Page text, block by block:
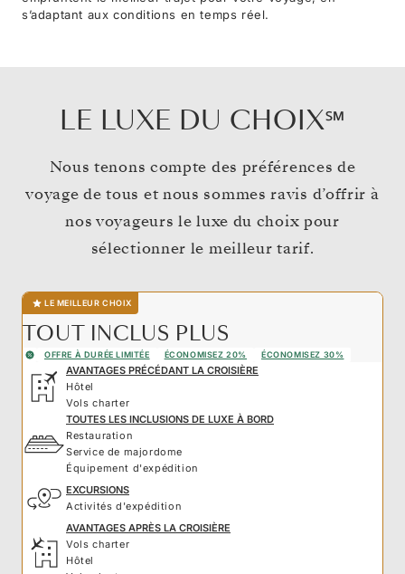
s’adaptant aux conditions en temps réel.
LE LUXE DU CHOIX℠
Nous tenons compte des préférences de
voyage de tous et nous sommes ravis d’offrir à
nos voyageurs le luxe du choix pour
sélectionner le meilleur tarif.
LE MEILLEUR CHOIX
TOUT INCLUS PLUS
OFFRE À DURÉE LIMITÉE ÉCONOMISEZ 20% ÉCONOMISEZ 30%
AVANTAGES PRÉCÉDANT LA CROISIÈRE
Hôtel
Vols charter
TOUTES LES INCLUSIONS DE LUXE À BORD
Restauration
Service de majordome
Équipement d'expédition
EXCURSIONS
Activités d'expédition
AVANTAGES APRÈS LA CROISIÈRE
Vols charter
Hôtel